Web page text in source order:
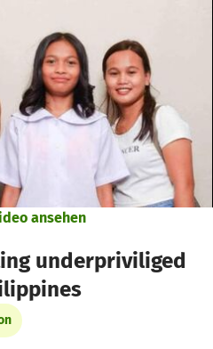
ansehen
underpriviliged